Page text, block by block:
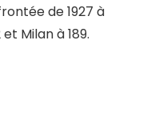
de 1927 à
Milan à 189.